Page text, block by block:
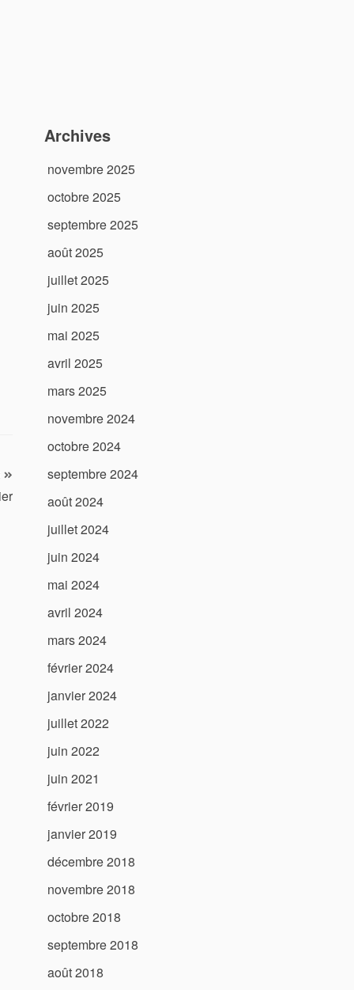
Archives
novembre 2025
octobre 2025
septembre 2025
août 2025
juillet 2025
juin 2025
mai 2025
avril 2025
mars 2025
novembre 2024
octobre 2024
septembre 2024
août 2024
juillet 2024
juin 2024
mai 2024
avril 2024
mars 2024
février 2024
janvier 2024
juillet 2022
juin 2022
juin 2021
février 2019
janvier 2019
décembre 2018
novembre 2018
octobre 2018
septembre 2018
août 2018